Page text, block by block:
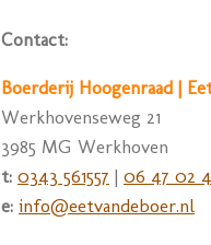
Contact:
Boerderij Hoogenraad |
Werkhovenseweg 21
3985 MG Werkhoven
t: 0343 561557 | 06 47 02
e: info@eetvandeboer.nl